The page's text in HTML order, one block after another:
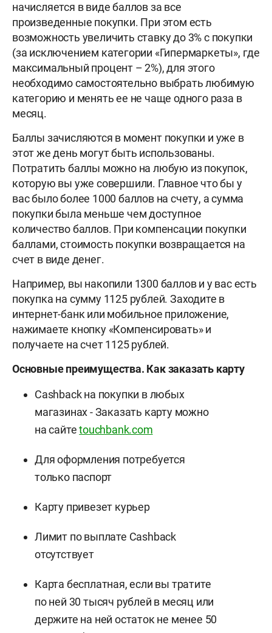
начисляется в виде баллов за все
произведенные покупки. При этом есть
возможность увеличить ставку до 3% с покупки
(за исключением категории «Гипермаркеты», где
максимальный процент – 2%), для этого
необходимо самостоятельно выбрать любимую
категорию и менять ее не чаще одного раза в
месяц.
Баллы зачисляются в момент покупки и уже в
этот же день могут быть использованы.
Потратить баллы можно на любую из покупок,
которую вы уже совершили. Главное что бы у
вас было более 1000 баллов на счету, а сумма
покупки была меньше чем доступное
количество баллов. При компенсации покупки
баллами, стоимость покупки возвращается на
счет в виде денег.
Например, вы накопили 1300 баллов и у вас есть
покупка на сумму 1125 рублей. Заходите в
интернет-банк или мобильное приложение,
нажимаете кнопку «Компенсировать» и
получаете на счет 1125 рублей.
Основные преимущества. Как заказать карту
Cashback на покупки в любых
магазинах - Заказать карту можно
на сайтеtouchbank.com
Для оформления потребуется
только паспорт
Карту привезет курьер
Лимит по выплате Cashback
отсутствует
Карта бесплатная, если вы тратите
по ней 30 тысяч рублей в месяц или
держите на ней остаток не менее 50